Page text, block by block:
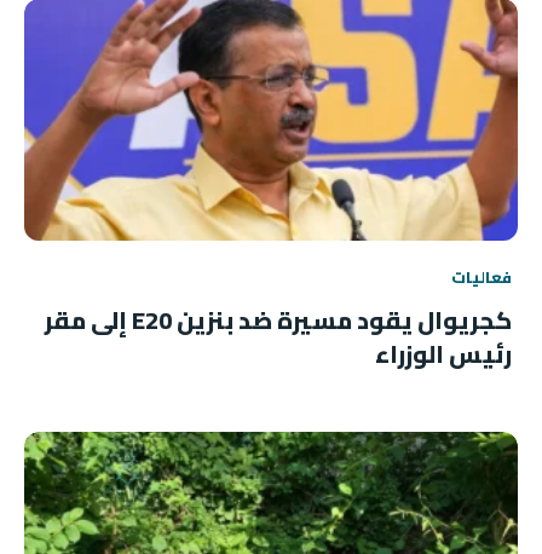
فعاليات
كجريوال يقود مسيرة ضد بنزين E20 إلى مقر
رئيس الوزراء